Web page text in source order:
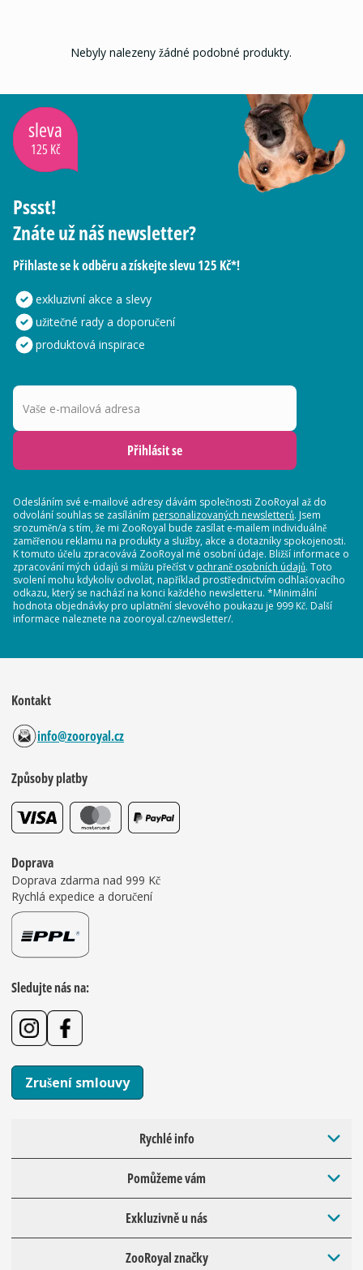
Nebyly nalezeny žádné podobné produkty.
sleva
125 Kč
Pssst!
Znáte už náš newsletter?
Přihlaste se k odběru a získejte slevu 125 Kč*!
exkluzivní akce a slevy
užitečné rady a doporučení
produktová inspirace
Vaše e-mailová adresa
Přihlásit se
Odesláním své e-mailové adresy dávám společnosti ZooRoyal až do
odvolání souhlas se zasíláním personalizovaných newsletterů. Jsem
srozuměn/a s tím, že mi ZooRoyal bude zasílat e-mailem individuálně
zaměřenou reklamu na produkty a služby, akce a dotazníky spokojenosti.
K tomuto účelu zpracovává ZooRoyal mé osobní údaje. Bližší informace o
zpracování mých údajů si můžu přečíst v ochraně osobních údajů. Toto
svolení mohu kdykoliv odvolat, například prostřednictvím odhlašovacího
odkazu, který se nachází na konci každého newsletteru. *Minimální
hodnota objednávky pro uplatnění slevového poukazu je 999 Kč. Další
informace naleznete na zooroyal.cz/newsletter/.
Kontakt
info@zooroyal.cz
Způsoby platby
Doprava
Doprava zdarma nad 999 Kč
Rychlá expedice a doručení
Sledujte nás na:
Zrušení smlouvy
Rychlé info
Pomůžeme vám
Exkluzivně u nás
ZooRoyal značky